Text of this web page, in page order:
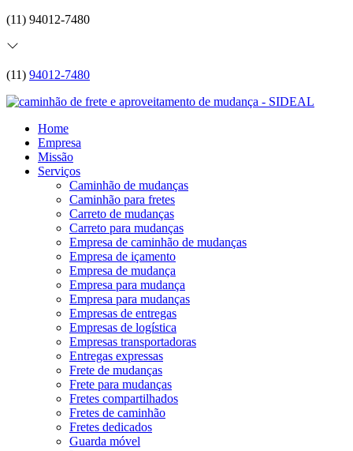
(11) 94012-7480
(11) 94012-7480
Home
Empresa
Missão
Serviços
Caminhão de mudanças
Caminhão para fretes
Carreto de mudanças
Carreto para mudanças
Empresa de caminhão de mudanças
Empresa de içamento
Empresa de mudança
Empresa para mudança
Empresa para mudanças
Empresas de entregas
Empresas de logística
Empresas transportadoras
Entregas expressas
Frete de mudanças
Frete para mudanças
Fretes compartilhados
Fretes de caminhão
Fretes dedicados
Guarda móvel